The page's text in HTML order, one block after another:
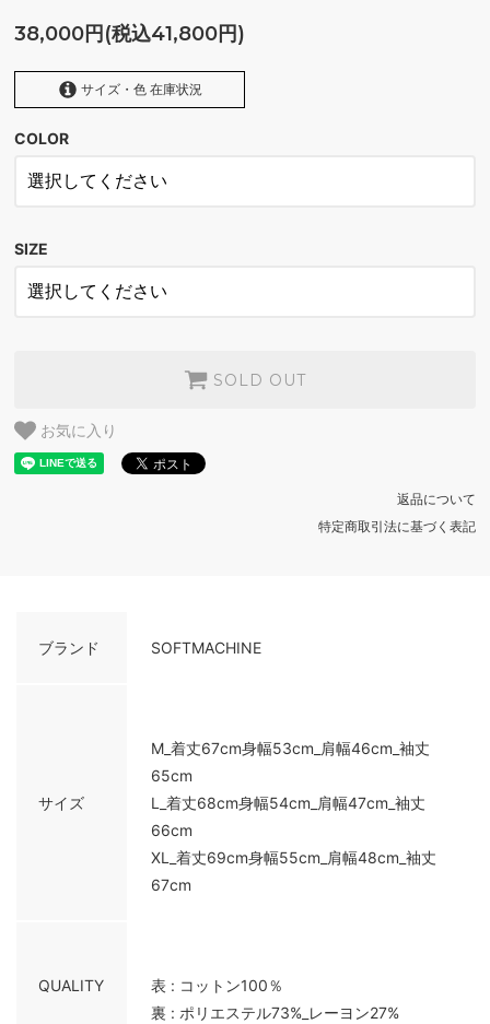
38,000円(税込41,800円)
サイズ・色 在庫状況
COLOR
SIZE
SOLD OUT
お気に入り
返品について
特定商取引法に基づく表記
ブランド SOFTMACHINE
サイズ
M_着丈67cm身幅53cm_肩幅46cm_袖丈
65cm
L_着丈68cm身幅54cm_肩幅47cm_袖丈
66cm
XL_着丈69cm身幅55cm_肩幅48cm_袖丈
67cm
QUALITY
表 : コットン100％
裏 : ポリエステル73%_レーヨン27%